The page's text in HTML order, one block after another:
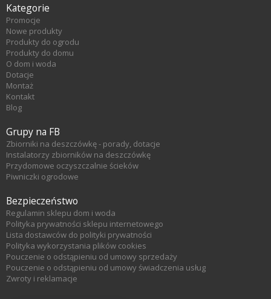
Kategorie
Promocje
Nowe produkty
Produkty do ogrodu
Produkty do domu
O dom i woda
Dotacje
Montaż
Kontakt
Blog
Grupy na FB
Zbiorniki na deszczówkę - porady, dotacje
Instalatorzy zbiorników na deszczówkę
Przydomowe oczyszczalnie ścieków
Piwniczki ogrodowe
Bezpieczeństwo
Regulamin sklepu dom i woda
Polityka prywatności sklepu internetowego
Lista dostawców do polityki prywatności
Polityka wykorzystania plików cookies
Pouczenie o odstąpieniu od umowy sprzedaży
Pouczenie o odstąpieniu od umowy świadczenia usług
Zwroty i reklamacje